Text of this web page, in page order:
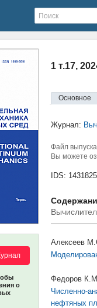
1 т.17,
Основное
о
Журнал:
Файл
Вы можете
IDS:
Алексеев
Федоров
Численно-
нефтяных